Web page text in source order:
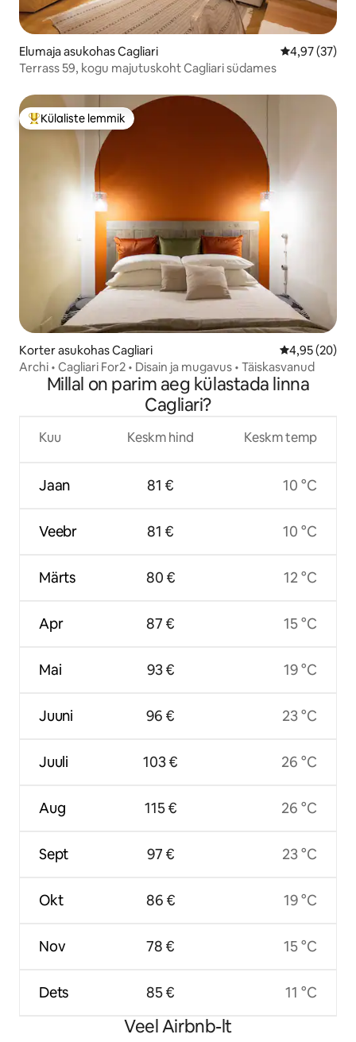
Elumaja asukohas Cagliari Keskmine
4,97 (37)
Terrass 59, kogu majutuskoht Cagliari südames
Külaliste suur lemmik
Külaliste lemmik
Korter asukohas Cagliari Keskmine
4,95 (20)
Archi • Cagliari For2 • Disain ja mugavus • Täiskasvanud
Millal on parim aeg külastada linna
Cagliari?
Kuu
Jaan
Veebr
Märts
Apr
Mai
Juuni
Juuli
Aug
Sept
Okt
Nov
Dets
Keskm hind
81 €
81 €
80 €
87 €
93 €
96 €
103 €
115 €
97 €
86 €
78 €
85 €
Keskm temp
10 °C
10 °C
12 °C
15 °C
19 °C
23 °C
26 °C
26 °C
23 °C
19 °C
15 °C
11 °C
Veel Airbnb-lt